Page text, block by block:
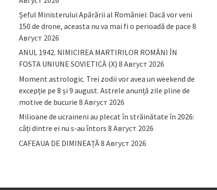
Șeful Ministerului Apărării al României: Dacă vor veni
150 de drone, aceasta nu va mai fi o perioadă de pace 8
Август 2026
ANUL 1942. NIMICIREA MARTIRILOR ROMÂNI ÎN
FOSTA UNIUNE SOVIETICĂ (X) 8 Август 2026
Moment astrologic. Trei zodii vor avea un weekend de
excepție pe 8 și 9 august. Astrele anunță zile pline de
motive de bucurie 8 Август 2026
Milioane de ucraineni au plecat în străinătate în 2026:
câți dintre ei nu s-au întors 8 Август 2026
CAFEAUA DE DIMINEAȚĂ8 Август 2026